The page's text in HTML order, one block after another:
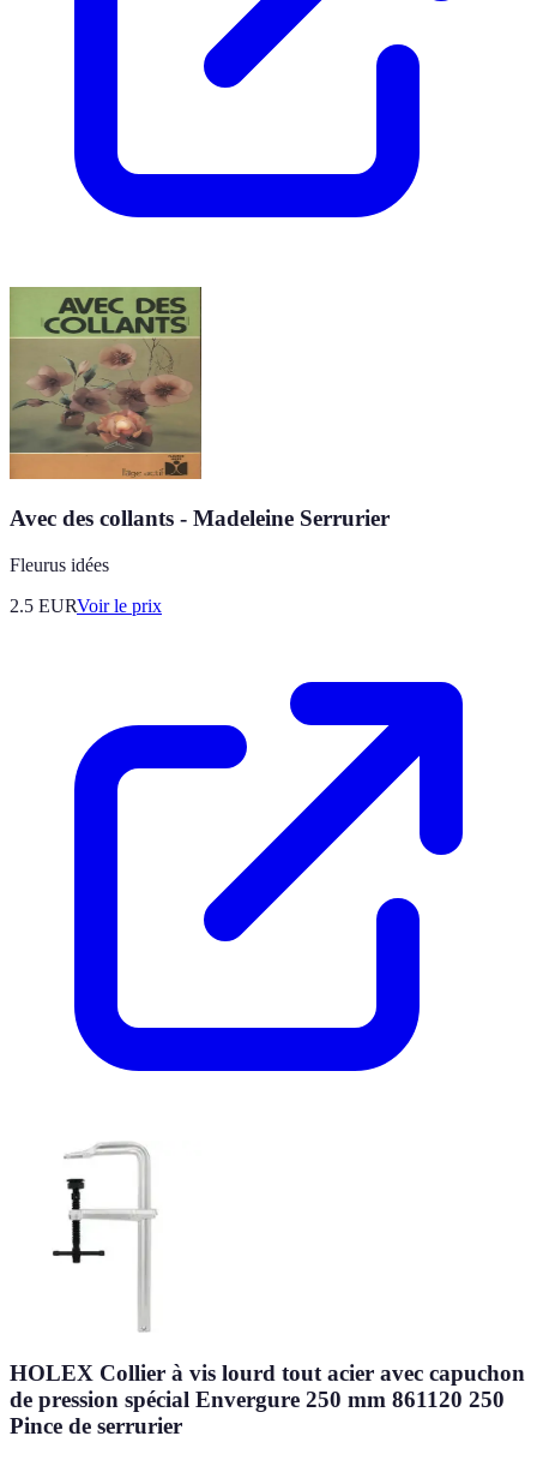
Avec des collants - Madeleine Serrurier
Fleurus idées
2.5 EURVoir le prix
HOLEX Collier à vis lourd tout acier avec capuchon
de pression spécial Envergure 250 mm 861120 250
Pince de serrurier